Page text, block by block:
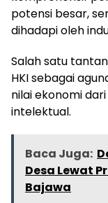
potensi besar,
dihadapi oleh
Salah satu
HKI sebagai
nilai ekonomi
intelektual.
Baca Juga:
Desa Lewat
Bajawa